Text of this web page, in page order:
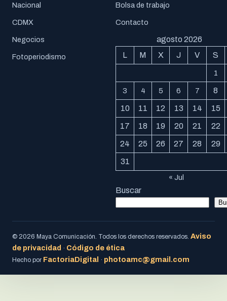
Nacional
CDMX
Negocios
Fotoperiodismo
Bolsa de trabajo
Contacto
agosto 2026
L
M X J V S
1
3 4 5 6 7 8
10 11 12 13 14 15
17 18 19 20 21 22
24 25 26 27 28 29
31
« Jul
Buscar
© 2026 Maya Comunicación. Todos los derechos reservados. Aviso
de privacidad · Código de ética
Hecho por FactoriaDigital · photoamc@gmail.com